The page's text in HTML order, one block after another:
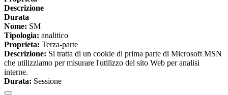
Descrizione
Durata
Nome: SM
Tipologia: analitico
Proprieta: Terza-parte
Descrizione: Si tratta di un cookie di prima parte di Microsoft MSN
che utilizziamo per misurare l'utilizzo del sito Web per analisi
interne.
Durata: Sessione